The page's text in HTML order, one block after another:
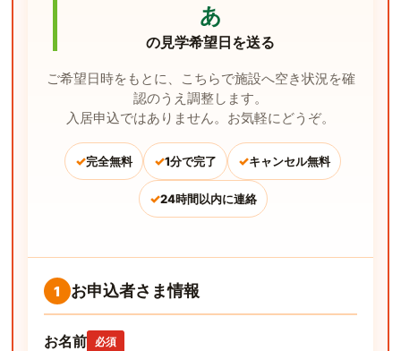
あ
の見学希望日を送る
ご希望日時をもとに、こちらで施設へ空き状況を確
認のうえ調整します。
入居申込ではありません。お気軽にどうぞ。
✓完全無料 ✓1分で完了 ✓キャンセル無料
✓24時間以内に連絡
1 お申込者さま情報
お名前 必須